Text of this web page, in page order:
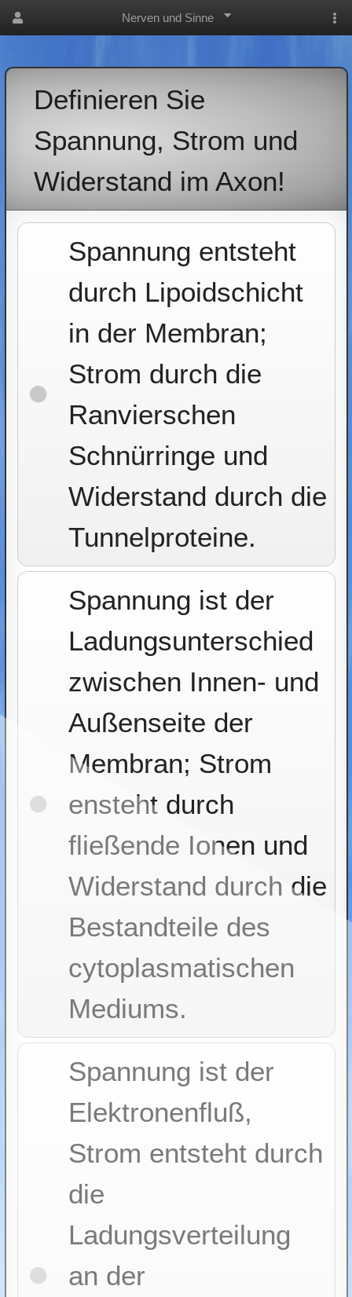
Nerven und Sinne
Definieren Sie
Spannung, Strom und
Widerstand im Axon!
Spannung entsteht
durch Lipoidschicht
in der Membran;
Strom durch die
Ranvierschen
Schnürringe und
Widerstand durch die
Tunnelproteine.
Spannung ist der
Ladungsunterschied
zwischen Innen- und
Außenseite der
Membran; Strom
ensteht durch
fließende Ionen und
Widerstand durch die
Bestandteile des
cytoplasmatischen
Mediums.
Spannung ist der
Elektronenfluß,
Strom entsteht durch
die
Ladungsverteilung
an der